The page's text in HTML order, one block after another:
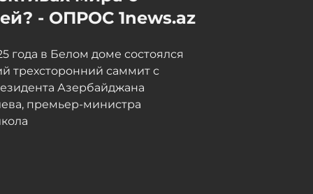
Сегодня, 16:45- ОПРОС 1news.az
года в Белом доме состоялся
трехсторонний саммит с
Азербайджана
премьер-министра